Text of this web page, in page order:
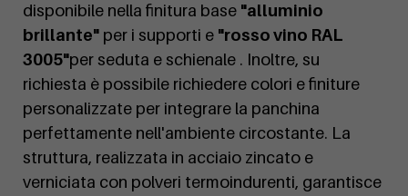
disponibile nella finitura base "alluminio
brillante" per i supporti e "rosso vino RAL
3005"per seduta e schienale . Inoltre, su
richiesta è possibile richiedere colori e finiture
personalizzate per integrare la panchina
perfettamente nell'ambiente circostante. La
struttura, realizzata in acciaio zincato e
verniciata con polveri termoindurenti, garantisce